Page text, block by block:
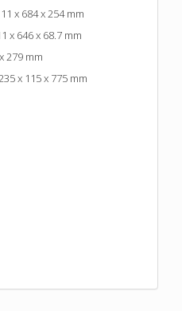
x 684 x 254 mm
x 646 x 68.7 mm
279 mm
x 115 x 775 mm